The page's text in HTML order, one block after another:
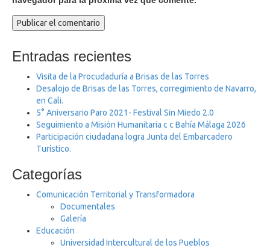
Entradas recientes
Visita de la Procudaduría a Brisas de las Torres
Desalojo de Brisas de las Torres, corregimiento de Navarro,
en Cali.
5° Aniversario Paro 2021- Festival Sin Miedo 2.0
Seguimiento a Misión Humanitaria c c Bahía Málaga 2026
Participación ciudadana logra Junta del Embarcadero
Turístico.
Categorías
Comunicación Territorial y Transformadora
Documentales
Galería
Educación
Universidad Intercultural de los Pueblos